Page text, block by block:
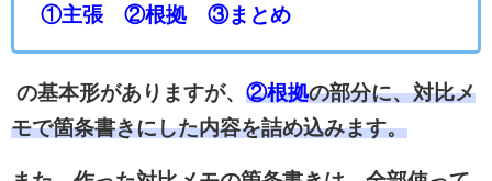
①主張 ②根拠 ③まとめ
の基本形がありますが、 ②根拠の部分に、対比メ
モで箇条書きにした内容を詰め込みます。